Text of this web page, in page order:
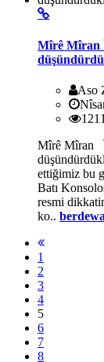
Mîrê Mîran
Aso
Mîrê Mîran
ettiğimiz bu
Batı
resmi
ko..
1
2
3
4
5
6
7
8